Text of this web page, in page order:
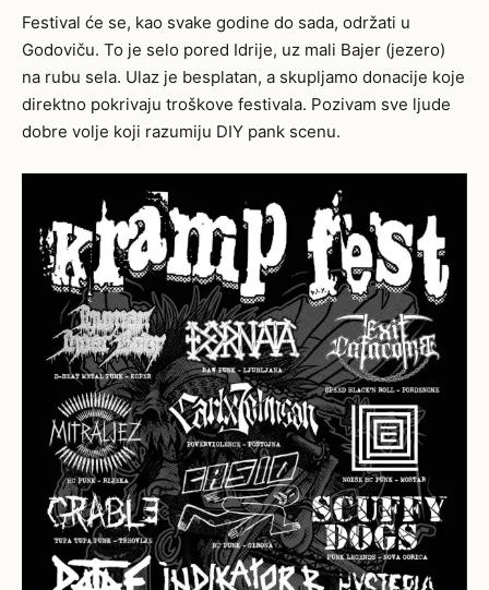
Festival će se, kao svake godine do sada, održati u
Godoviču. To je selo pored Idrije, uz mali Bajer (jezero)
na rubu sela. Ulaz je besplatan, a skupljamo donacije koje
direktno pokrivaju troškove festivala. Pozivam sve ljude
dobre volje koji razumiju DIY pank scenu.